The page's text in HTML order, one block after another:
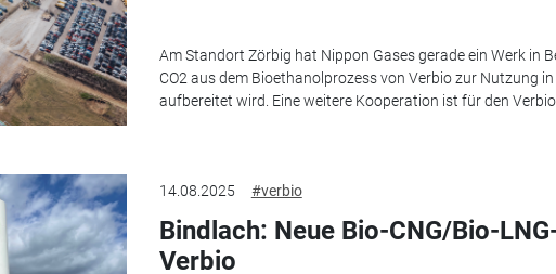
Am Standort Zörbig hat Nippon Gases gerade ein Werk in
CO2 aus dem Bioethanolprozess von Verbio zur Nutzung
aufbereitet wird. Eine weitere Kooperation ist für den
14.08.2025 #verbio
Bindlach: Neue Bio-CNG/Bio-
Verbio